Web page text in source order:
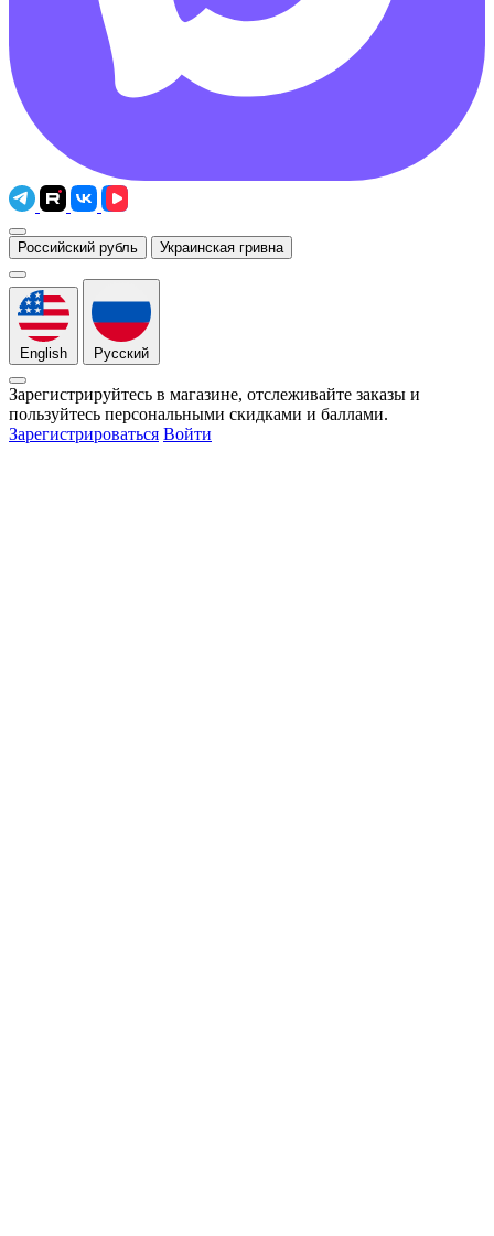
Российский рубль Украинская гривна
English Русский
Зарегистрируйтесь в магазине, отслеживайте заказы и
пользуйтесь персональными скидками и баллами.
Зарегистрироваться Войти